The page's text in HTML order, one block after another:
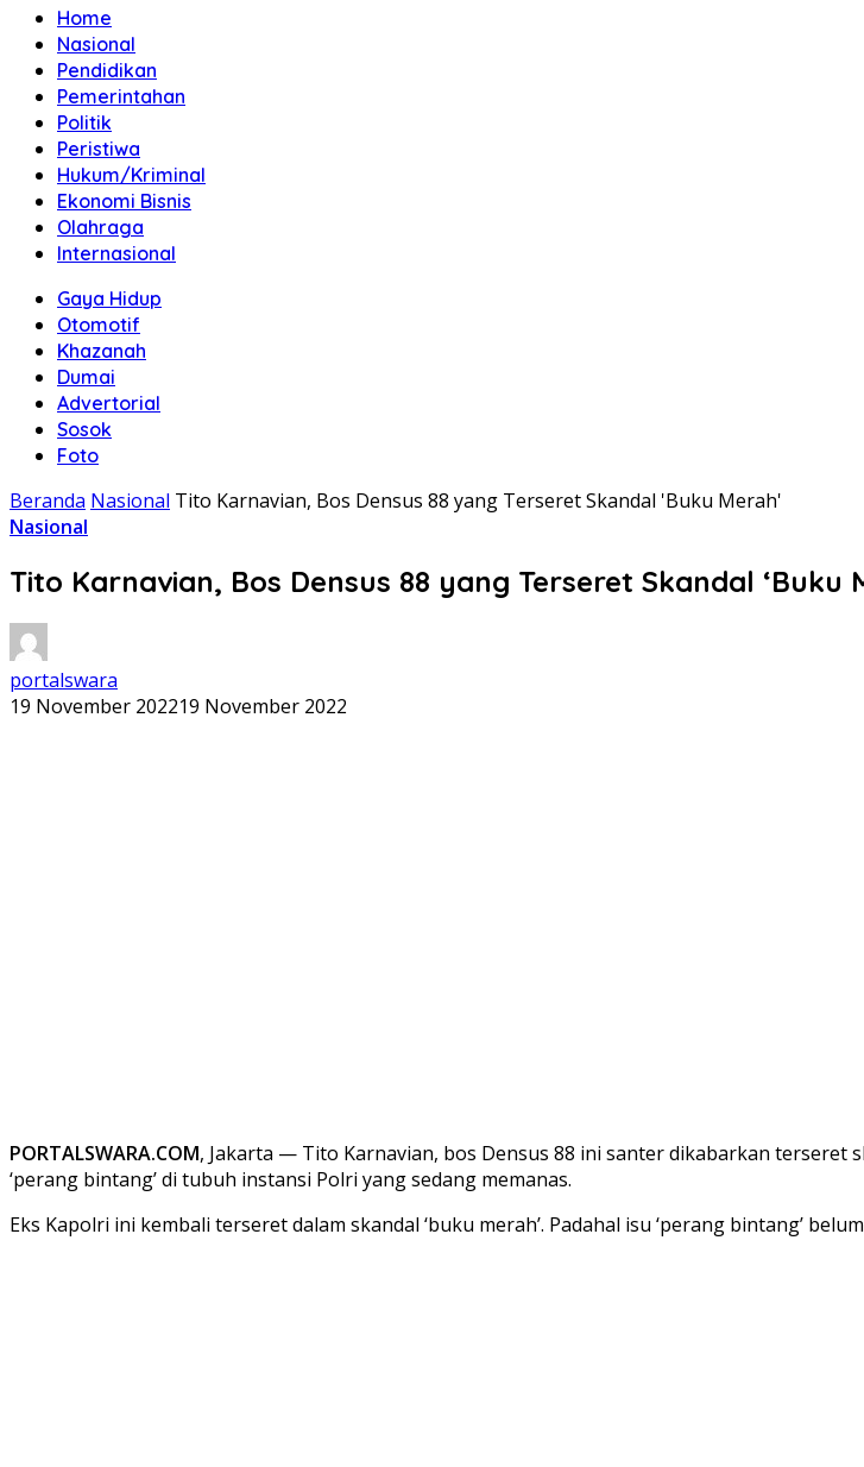
Home
Nasional
Pendidikan
Pemerintahan
Politik
Peristiwa
Hukum/Kriminal
Ekonomi Bisnis
Olahraga
Internasional
Gaya Hidup
Otomotif
Khazanah
Dumai
Advertorial
Sosok
Foto
Beranda Nasional Tito Karnavian, Bos Densus 88 yang Terseret Skandal 'Buku Merah'
Nasional
Tito Karnavian, Bos Densus 88 yang Terseret Skandal ‘Buku
portalswara
19 November 202219 November 2022
PORTALSWARA.COM, Jakarta — Tito Karnavian, bos Densus 88 ini santer dikabarkan terseret
‘perang bintang’ di tubuh instansi Polri yang sedang memanas.
Eks Kapolri ini kembali terseret dalam skandal ‘buku merah’. Padahal isu ‘perang bintang’